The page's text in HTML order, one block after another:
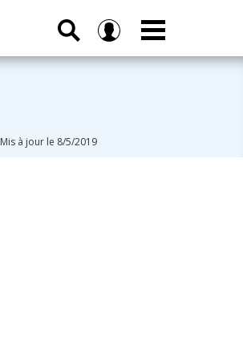
Mis à jour le 8/5/2019